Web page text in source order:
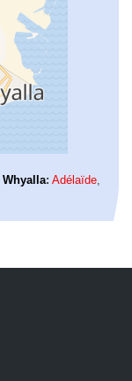
Whyalla: Adélaïde,